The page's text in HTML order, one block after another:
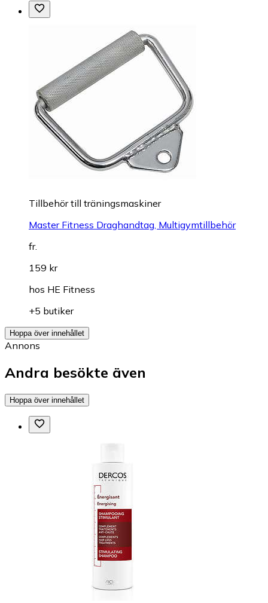
Tillbehör till träningsmaskiner
Master Fitness Draghandtag, Multigymtillbehör
fr.
159 kr
hos HE Fitness
+5 butiker
Hoppa över innehållet
Annons
Andra besökte även
Hoppa över innehållet